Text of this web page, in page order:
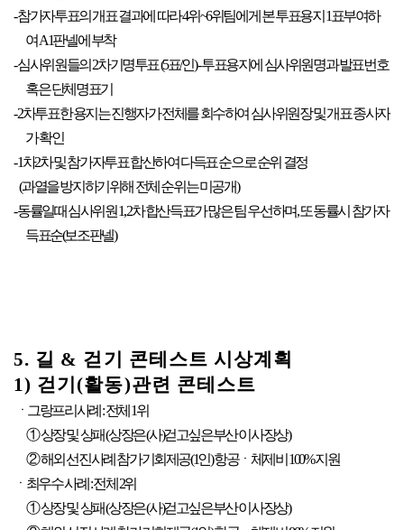
- 참가자투표의 개표 결과에 따라 4위~6위팀에게 본 투표용지 1표부여하
여 A1판넬에 부착
- 심사위원들의 2차기명투표 (5표/인) - 투표용지에 심사위원명과 발표번호
혹은 단체명표기
- 2차투표한 용지는 진행자가 전체를 회수하여 심사위원장 및 개표 종사자
가 확인
- 1차2차 및 참가자투표 합산하여 다득표 순으로 순위 결정
(과열을 방지하기위해 전체 순위는 미공개)
- 동률일때 심사위원 1, 2차 합산득표가 많은 팀 우선하며, 또 동률시 참가자
득표순(보조판넬)
5. 길 & 걷기 콘테스트 시상계획
1) 걷기(활동)관련 콘테스트
ㆍ그랑프리사례 : 전체 1위
① 상장 및 상패 (상장은 (사)걷고싶은부산 이사장상)
② 해외 선진사례 참가기회제공(1인) 항공ㆍ체제비 100% 지원
ㆍ최우수 사례 : 전체 2위
① 상장 및 상패 (상장은 (사)걷고싶은부산 이사장상)